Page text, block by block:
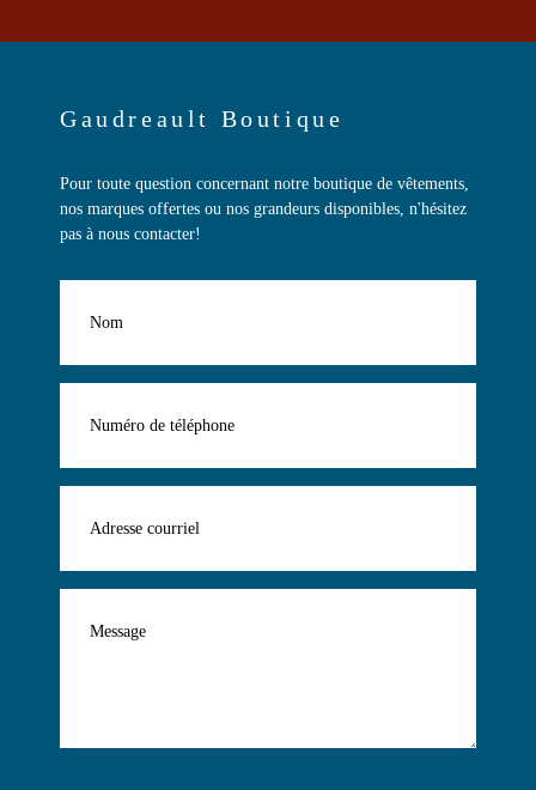
Gaudreault Boutique
Pour toute question concernant notre boutique de vêtements,
nos marques offertes ou nos grandeurs disponibles, n'hésitez
pas à nous contacter!